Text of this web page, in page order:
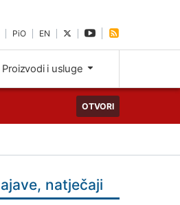
PiO EN
Proizvodi i usluge
OTVORI
natječaji